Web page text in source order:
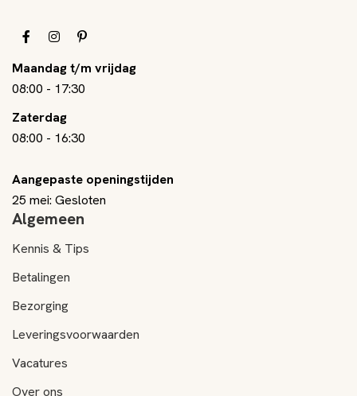
Maandag t/m vrijdag
08:00 - 17:30
Zaterdag
08:00 - 16:30
Aangepaste openingstijden
25 mei: Gesloten
Algemeen
Kennis & Tips
Betalingen
Bezorging
Leveringsvoorwaarden
Vacatures
Over ons